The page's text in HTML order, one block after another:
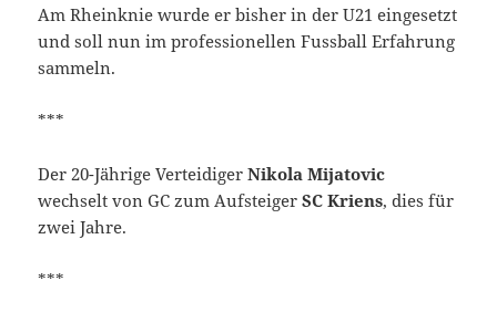
Am Rheinknie wurde er bisher in der U21 eingesetzt
und soll nun im professionellen Fussball Erfahrung
sammeln.
***
Der 20-Jährige VerteidigerNikola Mijatovic
wechselt von GC zum AufsteigerSC Kriens, dies für
zwei Jahre.
***